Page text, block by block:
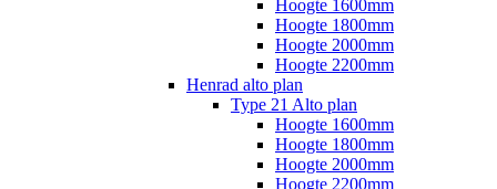
Hoogte 1600mm
Hoogte 1800mm
Hoogte 2000mm
Hoogte 2200mm
Henrad alto plan
Type 21 Alto plan
Hoogte 1600mm
Hoogte 1800mm
Hoogte 2000mm
Hoogte 2200mm